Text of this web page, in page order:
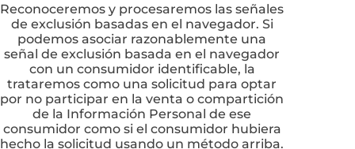
Reconoceremos y procesaremos las señales
de exclusión basadas en el navegador. Si
podemos asociar razonablemente una
señal de exclusión basada en el navegador
con un consumidor identificable, la
trataremos como una solicitud para optar
por no participar en la venta o compartición
de la Información Personal de ese
consumidor como si el consumidor hubiera
hecho la solicitud usando un método arriba.